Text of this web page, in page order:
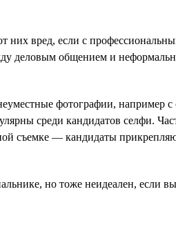
них вред, если с
деловым общением и
фотографии, например с
среди кандидатов селфи.
съемке — кандидаты
но тоже неидеален, если